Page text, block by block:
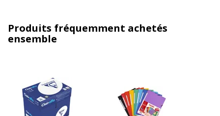
Produits fréquemment achetés
ensemble